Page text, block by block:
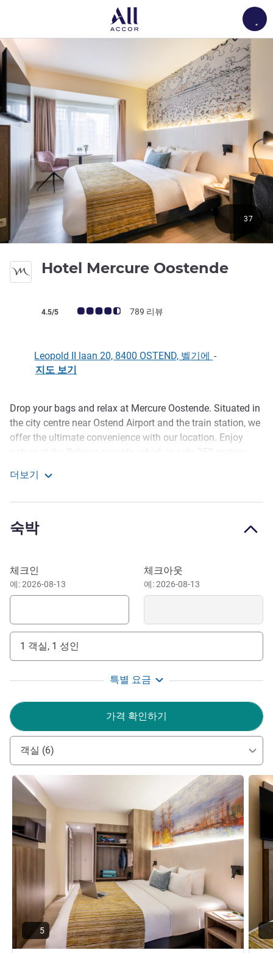
Hotel Mercure Oostende4성
고객 평점 (ALL 평가)
4.5/5 789 리뷰
37
Leopold II laan 20, 8400 OSTEND, 벨기에
-
지도 보기
호텔설명
Drop your bags and relax at Mercure Oostende. Situated in
the city centre near Ostend Airport and the train station, we
offer the ultimate convenience with our location. Enjoy
meet up with friends, family or colleagues. Discover our
recommended.
you could find many restaurants, bars and shops. Make
sure to visit the iconic highlights of Ostend: Mu.ZEE, the
Mercator Ship, the Sint Petrus en Paulus Kerk and Fort
of Bruges, easily reachable by car. Here you could go to the
Groeningemuseum or the Boudewijn Seapark. With its
location near the seaside it is also a great place to
centre of Ostend near Ostend Airport. Located within
walking distance of several bus stations which could
easily take you to other cities or to the nearby train station.
Mercure Oostende is the ideal hotel if you like shopping,
beaches, and gastronomy. The hotel is located in the heart
of Oostende and the Oostende-Brugge International Airport
is 5km away. We offer paid private parking, modern rooms
and free WIFI.
Lea Van den Abeele 호텔 관리
더보기
숙박
이 호텔 예약하기
체크인
예: 2026-08-13
체크아웃
예: 2026-08-13
1 객실, 1 성인
특별 요금
가격 확인하기
객실 (6)
세부 정보 보기
5
세부